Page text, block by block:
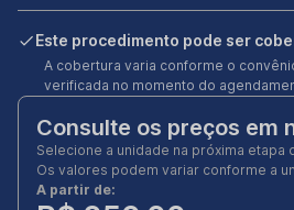
Este procedimento pode ser
A cobertura varia conforme o
verificada no momento do
Consulte os preços em
Selecione a unidade na próxima etapa
Os valores podem variar conforme a
A partir de: